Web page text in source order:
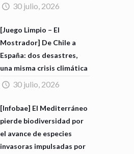
30 julio, 2026
[Juego Limpio – El
Mostrador] De Chile a
España: dos desastres,
una misma crisis climática
30 julio, 2026
[Infobae] El Mediterráneo
pierde biodiversidad por
el avance de especies
invasoras impulsadas por